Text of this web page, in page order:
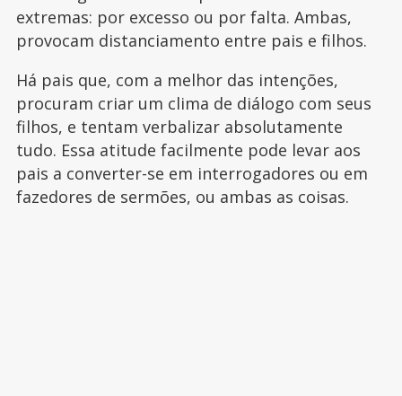
extremas: por excesso ou por falta. Ambas,
provocam distanciamento entre pais e filhos.
Há pais que, com a melhor das intenções,
procuram criar um clima de diálogo com seus
filhos, e tentam verbalizar absolutamente
tudo. Essa atitude facilmente pode levar aos
pais a converter-se em interrogadores ou em
fazedores de sermões, ou ambas as coisas.